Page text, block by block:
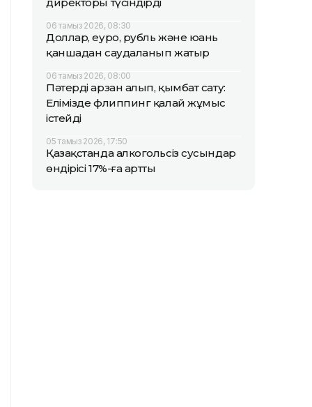
06 тамыз 2026, 08:30
Доллар, еуро, рубль және юань
қаншадан саудаланып жатыр
06 тамыз 2026, 08:00
Пәтерді арзан алып, қымбат сату:
Елімізде флиппинг қалай жұмыс
істейді
05 тамыз 2026, 17:50
Қазақстанда алкогольсіз сусындар
өндірісі 17%-ға артты